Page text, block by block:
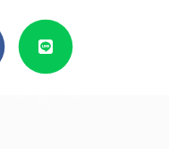
ろ
し
け
Line